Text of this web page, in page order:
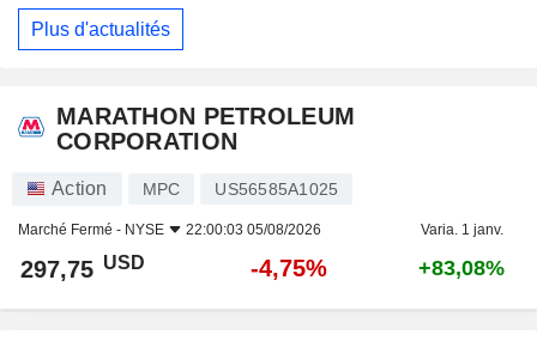
Plus d'actualités
MARATHON PETROLEUM
CORPORATION
Action MPC US56585A1025
Marché Fermé - NYSE 22:00:03 05/08/2026 Varia. 1 janv.
297,75 USD -4,75% +83,08%